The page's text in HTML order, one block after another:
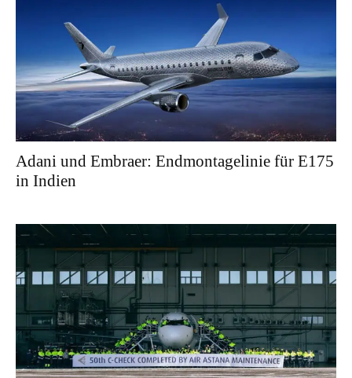
Adani und Embraer: Endmontagelinie für E175
in Indien